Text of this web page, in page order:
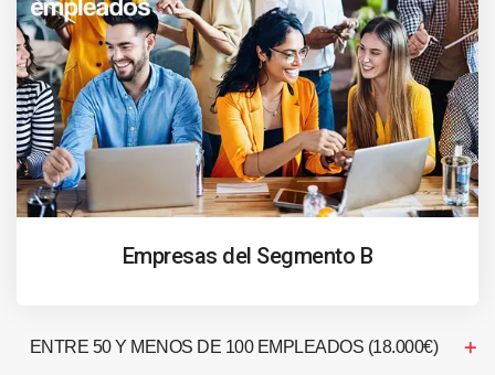
Empresas del Segmento B
ENTRE 50 Y MENOS DE 100 EMPLEADOS (18.000€)